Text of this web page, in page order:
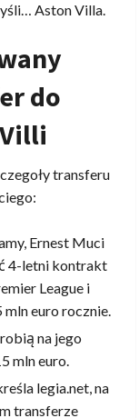
Aston Villa.
do
transferu
Ernest Muci
4-letni kontrakt
League i
mln euro rocznie.
na jego
mln euro.
legia.net, na
transferze